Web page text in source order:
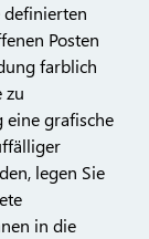
definierten
Posten
farblich
zu
eine grafische
legen Sie
in die